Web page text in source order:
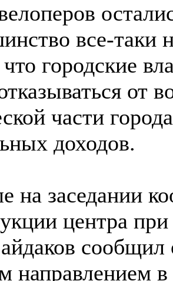
все-таки
городские
от
части
доходов.
на заседании
центра
сообщил
направлением в